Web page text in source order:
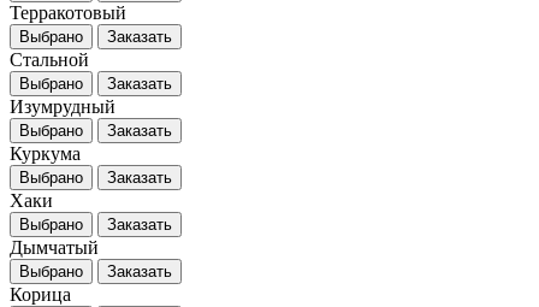
Терракотовый
Выбрано Заказать
Стальной
Выбрано Заказать
Изумрудный
Выбрано Заказать
Куркума
Выбрано Заказать
Хаки
Выбрано Заказать
Дымчатый
Выбрано Заказать
Корица